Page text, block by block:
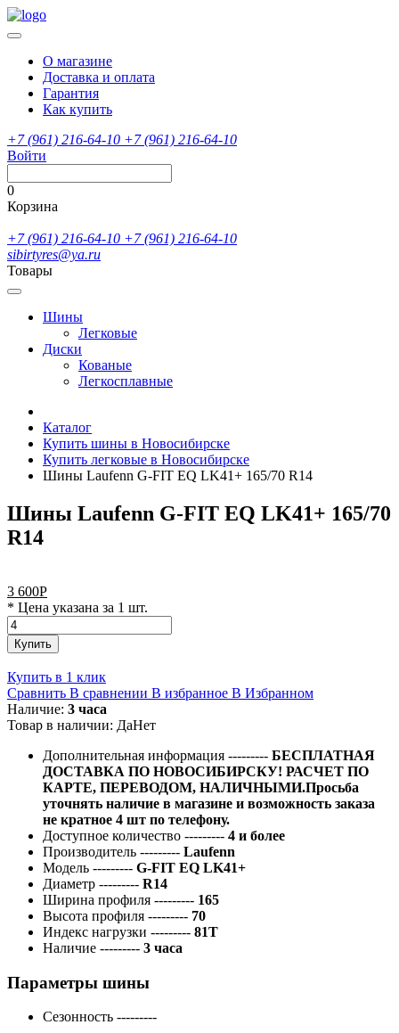
О магазине
Доставка и оплата
Гарантия
Как купить
+7 (961) 216-64-10 +7 (961) 216-64-10
Войти
0
Корзина
+7 (961) 216-64-10 +7 (961) 216-64-10
sibirtyres@ya.ru
Товары
Шины
Легковые
Диски
Кованые
Легкосплавные
Каталог
Купить шины в Новосибирске
Купить легковые в Новосибирске
Шины Laufenn G-FIT EQ LK41+ 165/70 R14
Шины Laufenn G-FIT EQ LK41+ 165/70
R14
3 600Р
* Цена указана за 1 шт.
Купить
Купить в 1 клик
Сравнить В сравнении В избранное В Избранном
Наличие: 3 часа
Товар в наличии: ДаНет
Дополнительная информация --------- БЕСПЛАТНАЯ
ДОСТАВКА ПО НОВОСИБИРСКУ! РАСЧЕТ ПО
КАРТЕ, ПЕРЕВОДОМ, НАЛИЧНЫМИ.Просьба
уточнять наличие в магазине и возможность заказа
не кратное 4 шт по телефону.
Доступное количество --------- 4 и более
Производитель --------- Laufenn
Модель --------- G-FIT EQ LK41+
Диаметр --------- R14
Ширина профиля --------- 165
Высота профиля --------- 70
Индекс нагрузки --------- 81T
Наличие --------- 3 часа
Параметры шины
Сезонность ---------